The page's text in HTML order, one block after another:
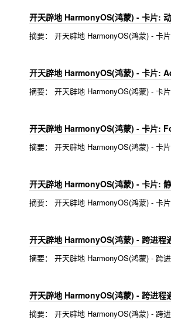
开天辟地 HarmonyOS(鸿蒙) - 卡片:
摘要： 开天辟地 HarmonyOS(鸿蒙) - 卡
开天辟地 HarmonyOS(鸿蒙) - 卡片:
摘要： 开天辟地 HarmonyOS(鸿蒙) - 卡
开天辟地 HarmonyOS(鸿蒙) - 卡片:
摘要： 开天辟地 HarmonyOS(鸿蒙) - 卡
开天辟地 HarmonyOS(鸿蒙) - 卡片:
摘要： 开天辟地 HarmonyOS(鸿蒙) - 卡
开天辟地 HarmonyOS(鸿蒙) - 跨进程
摘要： 开天辟地 HarmonyOS(鸿蒙) - 跨
开天辟地 HarmonyOS(鸿蒙) - 跨进程
摘要： 开天辟地 HarmonyOS(鸿蒙) - 跨